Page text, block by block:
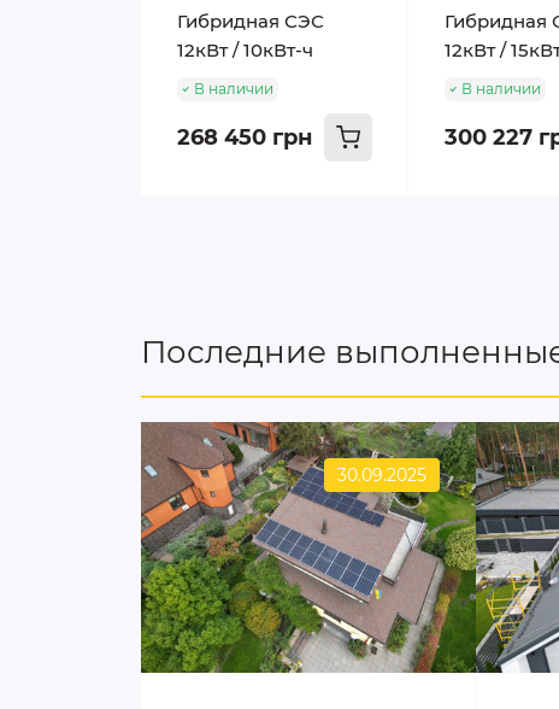
Гибридная СЭС
12кВт / 10кВт-ч
В наличии
268 450 грн
Гибридная
12кВт /
В наличии
300 227
Последние
30.09.2025